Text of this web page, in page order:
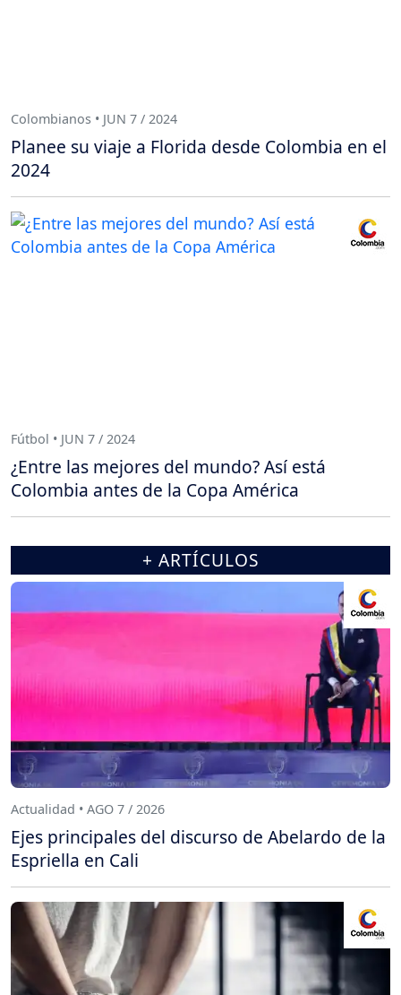
Colombianos • JUN 7 / 2024
Planee su viaje a Florida desde Colombia en el
2024
Fútbol • JUN 7 / 2024
¿Entre las mejores del mundo? Así está
Colombia antes de la Copa América
+ ARTÍCULOS
Actualidad • AGO 7 / 2026
Ejes principales del discurso de Abelardo de la
Espriella en Cali